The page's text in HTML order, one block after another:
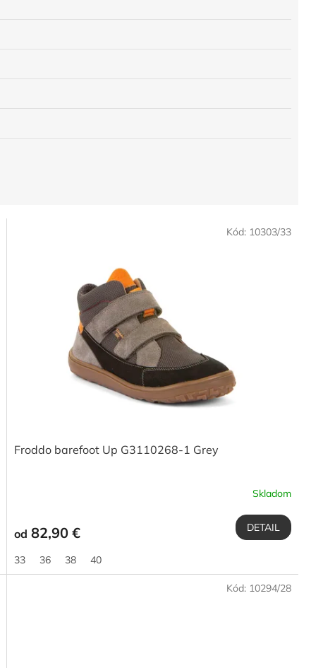
Froddo barefoot Up G3110268-1 Grey
Skladom
od 82,90 € DETAIL
33 36 38 40
Kód: 10303/33
Kód: 10294/28